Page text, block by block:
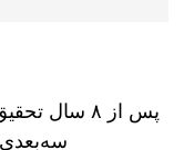
پس از ۸